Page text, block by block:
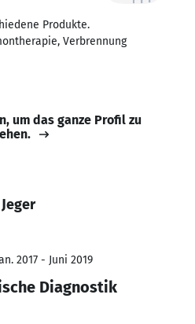
Produkte.
Verbrennung
um das ganze Profil zu
2017 - Juni 2019
Diagnostik